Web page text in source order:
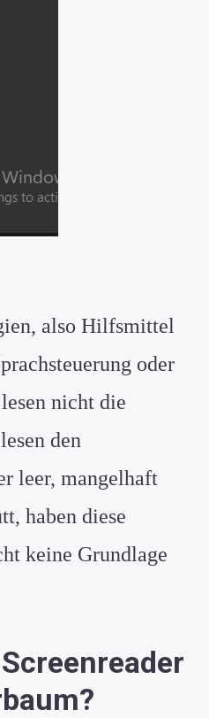
also Hilfsmittel
oder
nicht die
den
leer, mangelhaft
haben diese
keine Grundlage